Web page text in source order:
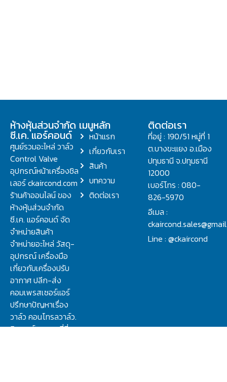
ห้างหุ้นส่วนจำกัด
ซี.เค. แอร์คอนด์
ศูนย์รวมอะไหล่ วาล์ว
Control Valve
อุปกรณ์หน้าเครื่องชิล
เลอร์ ckaircond.com
ร้านค้าออนไลน์ ของ
ห้างหุ้นส่วนจำกัด
ซี.เค. แอร์คอนด์ จัด
จำหน่ายสินค้า
จำหน่ายอะไหล่ วัสดุ-
อุปกรณ์ เครื่องมือ
เกี่ยวกับเครื่องปรับ
อากาศ ปลีก-ส่ง
คอมเพรสเซอร์แอร์
ปรึกษาปัญหาเรื่อง
วาล์ว คอนโทรลวาล์ว.
ชิลเลอร์ ครบจบที่นี่
เมนูหลัก
หน้าแรก
เกี่ยวกับเรา
สินค้า
บทความ
ติดต่อเรา
ติดต่อเรา
ที่อยู่ : 190/51 หมู่ที่ 1
ต.บางขะแยง อ.เมือง
ปทุมธานี จ.ปทุมธานี
12000
เบอร์โทร : 080-
826-5970
อีเมล :
Line : @ckaircond